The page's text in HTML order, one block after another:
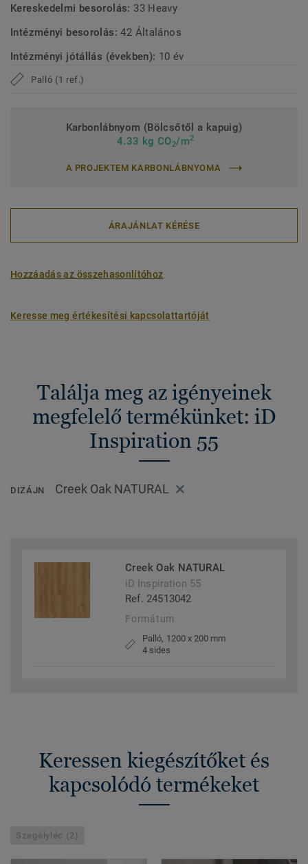
Kereskedelmi besorolás: 33 Heavy
Intézményi besorolás:42 Általános
Intézményi jótállás (években): 10 év
Palló (1 ref.)
Karbonlábnyom (Bölcsőtől a kapuig)
4.33 kg CO2/m2
A PROJEKTEM KARBONLÁBNYOMA
ÁRAJÁNLAT KÉRÉSE
Hozzáadás az összehasonlítóhoz
Keresse meg értékesítési kapcsolattartóját
Találja meg az igényeinek
megfelelő termékünket: iD
Inspiration 55
DIZÁJN Creek Oak NATURAL
Creek Oak NATURAL
iD Inspiration 55
Ref. 24513042
Formátum
Palló, 1200 x 200 mm
4 sides
Keressen kiegészítőket és
kapcsolódó termékeket
Szegélyléc (2)